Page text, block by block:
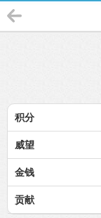
积分
威望
金钱
贡献